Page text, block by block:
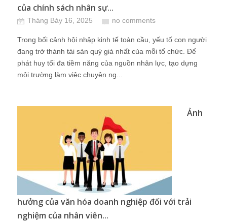
của chính sách nhân sự...
Tháng Bảy 16, 2025 no comments
Trong bối cảnh hội nhập kinh tế toàn cầu, yếu tố con người
đang trở thành tài sản quý giá nhất của mỗi tổ chức. Để
phát huy tối đa tiềm năng của nguồn nhân lực, tạo dựng
môi trường làm việc chuyên ng...
Ảnh
hưởng của văn hóa doanh nghiệp đối với trải
nghiệm của nhân viên...